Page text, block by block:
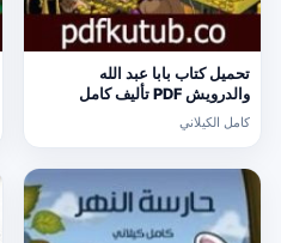
تحميل كتاب بابا عبد الله
والدرويش PDF تأليف كامل
الكيلاني مجانا [كامل]
كامل الكيلاني